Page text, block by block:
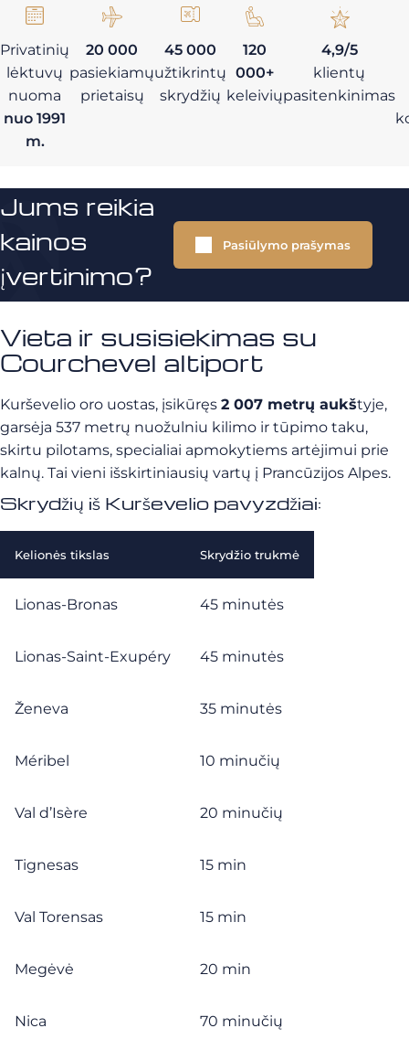
Privatinių
lėktuvų
nuoma
nuo 1991
m.
20 000
pasiekiamų
prietaisų
45 000
užtikrintų
skrydžių
120
000+
keleivių
4,9/5
klientų
pasitenkinimas
Jums reikia
kainos
įvertinimo?
Pasiūlymo prašymas
Vieta ir susisiekimas su
Courchevel altiport
Kurševelio oro uostas, įsikūręs 2 007 metrų aukštyje,
garsėja 537 metrų nuožulniu kilimo ir tūpimo taku,
skirtu pilotams, specialiai apmokytiems artėjimui prie
kalnų. Tai vieni išskirtiniausių vartų į Prancūzijos Alpes.
Skrydžių iš Kurševelio pavyzdžiai:
Kelionės tikslas Skrydžio trukmė
Lionas-Bronas 45 minutės
Lionas-Saint-Exupéry 45 minutės
Ženeva 35 minutės
Méribel 10 minučių
Val d’Isère 20 minučių
Tignesas 15 min
Val Torensas 15 min
Megėvė 20 min
Nica 70 minučių